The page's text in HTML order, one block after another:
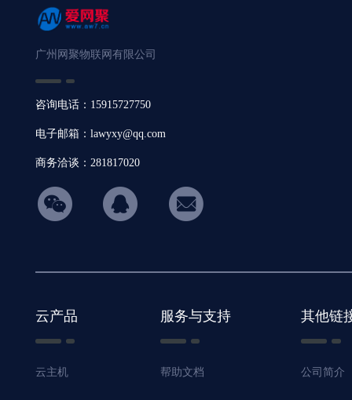
广州网聚物联网有限公司
咨询电话：15915727750
电子邮箱：lawyxy@qq.com
商务洽谈：281817020
hicon34
云产品
云主机
服务与支持
帮助文档
其他链
公司简介